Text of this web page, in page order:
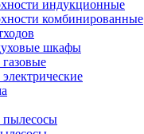
индукционные
комбинированные
шкафы